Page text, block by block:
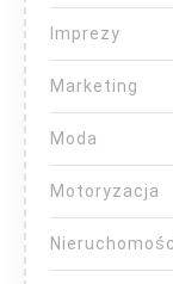
Imprezy
Marketing
Moda
Motoryzacja